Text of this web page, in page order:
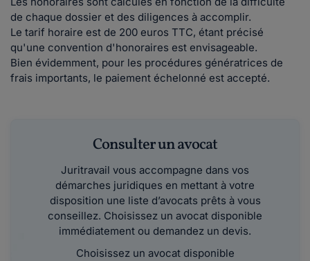
de chaque dossier et des diligences à accomplir.
Le tarif horaire est de 200 euros TTC, étant précisé
qu'une convention d'honoraires est envisageable.
Bien évidemment, pour les procédures génératrices de
frais importants, le paiement échelonné est accepté.
Consulter un avocat
Juritravail vous accompagne dans vos
démarches juridiques en mettant à votre
disposition une liste d’avocats prêts à vous
conseillez. Choisissez un avocat disponible
immédiatement ou demandez un devis.
Choisissez un avocat disponible